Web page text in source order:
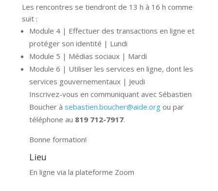
Les rencontres se tiendront de 13 h à 16 h comme
suit :
Module 4 | Effectuer des transactions en ligne et
protéger son identité | Lundi
Module 5 | Médias sociaux | Mardi
Module 6 | Utiliser les services en ligne, dont les
services gouvernementaux | Jeudi
Inscrivez-vous en communiquant avec Sébastien
Boucher à sebastien.boucher@aide.orgou par
téléphone au 819 712-7917.
Bonne formation!
Lieu
En ligne via la plateforme Zoom